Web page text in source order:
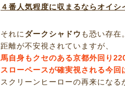
４番人気程度に収まるならオイシ
それにダークシャドウ も恐い存在。
距離が不安視されていますが、
馬自身もクセのある京都外回り
スローペースが確実視される今回
スクリーンヒーローの再来になる